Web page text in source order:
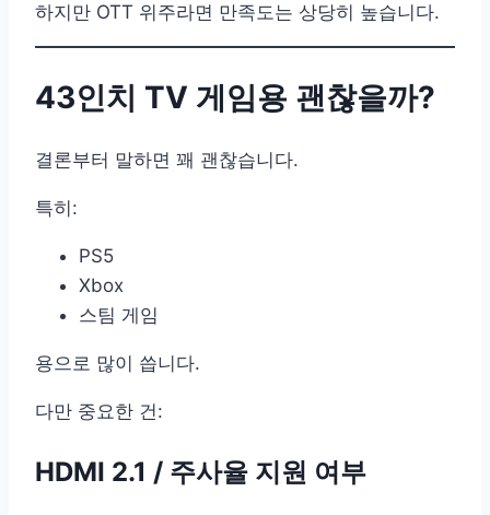
하지만 OTT 위주라면 만족도는 상당히 높습니다.
43인치 TV 게임용 괜찮을까?
결론부터 말하면 꽤 괜찮습니다.
특히:
PS5
Xbox
스팀 게임
용으로 많이 씁니다.
다만 중요한 건:
HDMI 2.1 / 주사율 지원 여부